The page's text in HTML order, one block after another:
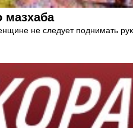
мазхаба
не следует поднимать руки